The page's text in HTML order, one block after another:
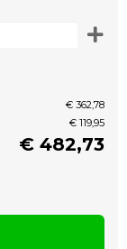
€ 362,78
€ 119,95
€ 482,73